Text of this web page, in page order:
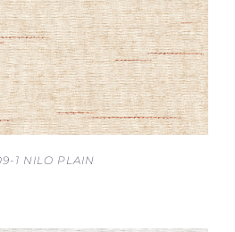
1 NILO PLAIN